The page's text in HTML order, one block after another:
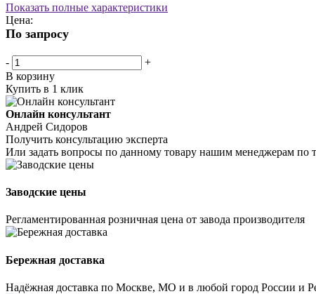
Показать полные характеристики
Цена:
По запросу
-
+
В корзину
Купить в 1 клик
Онлайн консультант
Андрей Сидоров
Получить консультацию эксперта
Или задать вопросы по данному товару нашим менеджерам по
Заводские цены
Регламентированная розничная цена от завода производителя
Бережная доставка
Надёжная доставка по Москве, МО и в любой город России и